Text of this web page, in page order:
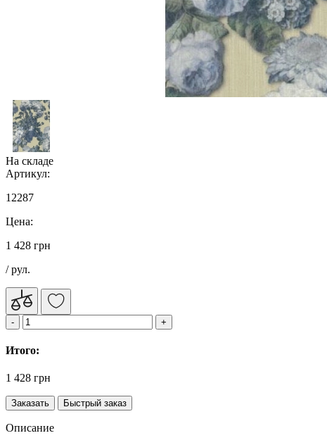
На складе
Артикул:
12287
Цена:
1 428 грн
/ рул.
Итого:
1 428 грн
Заказать Быстрый заказ
Описание